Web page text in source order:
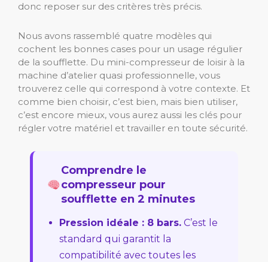
donc reposer sur des critères très précis.
Nous avons rassemblé quatre modèles qui
cochent les bonnes cases pour un usage régulier
de la soufflette. Du mini-compresseur de loisir à la
machine d’atelier quasi professionnelle, vous
trouverez celle qui correspond à votre contexte. Et
comme bien choisir, c’est bien, mais bien utiliser,
c’est encore mieux, vous aurez aussi les clés pour
régler votre matériel et travailler en toute sécurité.
Comprendre le
compresseur pour
soufflette en 2 minutes
Pression idéale : 8 bars. C’est le
standard qui garantit la
compatibilité avec toutes les